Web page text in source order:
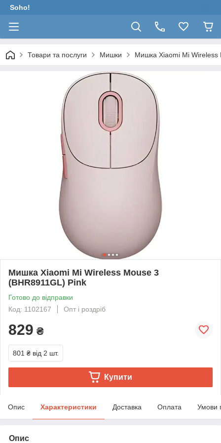
Soho!
Товари та послуги Мишки Мишка Xiaomi Mi Wireless
Мишка Xiaomi Mi Wireless Mouse 3
(BHR8911GL) Pink
Готово до відправки
Код: 1102167
Опт і роздріб
829 ₴
801 ₴ від 2 шт.
Купити
Опис Характеристики Доставка Оплата Умови
Опис